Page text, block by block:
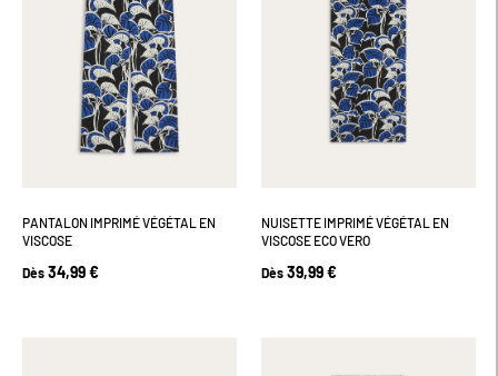
PANTALON IMPRIMÉ VÉGÉTAL EN
VISCOSE
Dès 34,99 €
NUISETTE IMPRIMÉ VÉGÉTAL EN
VISCOSE ECO VERO
Dès 39,99 €